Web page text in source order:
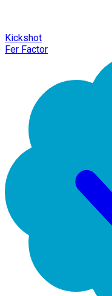
Kickshot
Fer Factor